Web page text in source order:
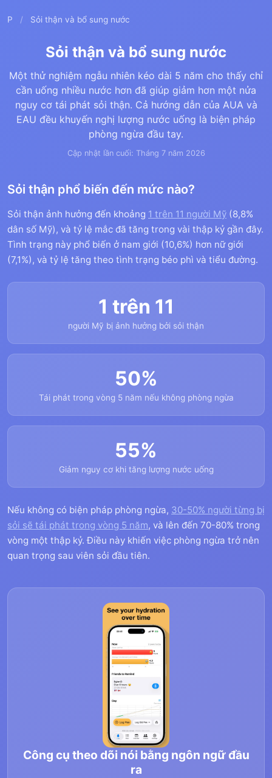
P / Sỏi thận và bổ sung nước
Sỏi thận và bổ sung nước
Một thử nghiệm ngẫu nhiên kéo dài 5 năm cho thấy chỉ
cần uống nhiều nước hơn đã giúp giảm hơn một nửa
nguy cơ tái phát sỏi thận. Cả hướng dẫn của AUA và
EAU đều khuyến nghị lượng nước uống là biện pháp
phòng ngừa đầu tay.
Cập nhật lần cuối: Tháng 7 năm 2026
Sỏi thận phổ biến đến mức nào?
Sỏi thận ảnh hưởng đến khoảng 1 trên 11 người Mỹ (8,8%
dân số Mỹ), và tỷ lệ mắc đã tăng trong vài thập kỷ gần đây.
Tình trạng này phổ biến ở nam giới (10,6%) hơn nữ giới
(7,1%), và tỷ lệ tăng theo tình trạng béo phì và tiểu đường.
1 trên 11
người Mỹ bị ảnh hưởng bởi sỏi thận
50%
Tái phát trong vòng 5 năm nếu không phòng ngừa
55%
Giảm nguy cơ khi tăng lượng nước uống
Nếu không có biện pháp phòng ngừa, 30-50% người từng bị
sỏi sẽ tái phát trong vòng 5 năm, và lên đến 70-80% trong
vòng một thập kỷ. Điều này khiến việc phòng ngừa trở nên
quan trọng sau viên sỏi đầu tiên.
Công cụ theo dõi nói bằng ngôn ngữ đầu
ra